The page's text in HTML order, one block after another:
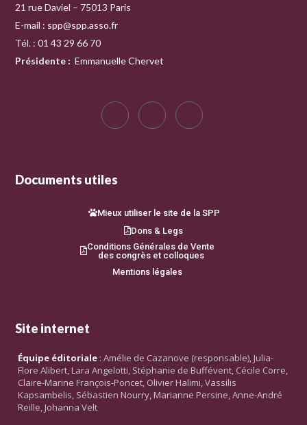
21 rue Daviel – 75013 Paris
E-mail : spp@spp.asso.fr
Tél. : 01 43 29 66 70
Présidente : Emmanuelle Chervet
Documents utiles
Mieux utiliser le site de la SPP
Dons & Legs
Conditions Générales de Vente
des congrès et colloques
Mentions légales
Site internet
Équipe éditoriale : Amélie de Cazanove (responsable), Julia-
Flore Alibert, Lara Angelotti, Stéphanie de Buffévent, Cécile Corre,
Claire-Marine François-Poncet, Olivier Halimi, Vassilis
Kapsambelis, Sébastien Nourry, Marianne Persine, Anne-André
Reille, Johanna Velt